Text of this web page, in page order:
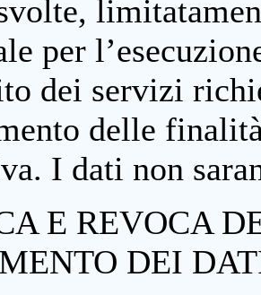
per
dei servizi
delle
I dati non
E REVOCA
DEI